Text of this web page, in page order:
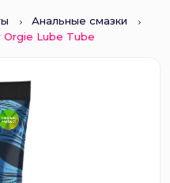
Анальные смазки
Orgie Lube Tube